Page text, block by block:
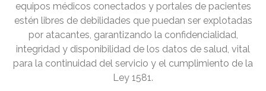
equipos médicos conectados y portales de pacientes
estén libres de debilidades que puedan ser explotadas
por atacantes, garantizando la confidencialidad,
integridad y disponibilidad de los datos de salud, vital
para la continuidad del servicio y el cumplimiento de la
Ley 1581.